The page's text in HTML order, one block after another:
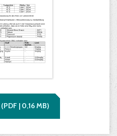
(PDF | 0,16MB)